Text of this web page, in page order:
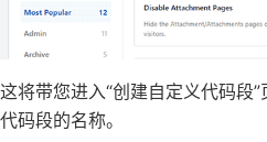
这将带您进入“创建自定义代码段
代码段的名称。